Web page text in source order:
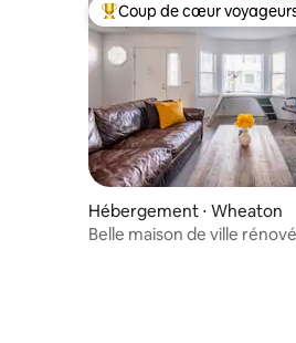
Coups de cœur voyageurs
Coup de cœur
Hébergement ⋅ Wheaton
Belle maison de ville